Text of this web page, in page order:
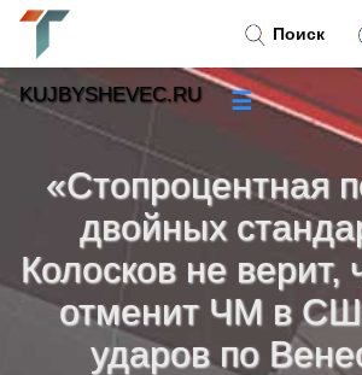
«Стопроцентная
двойных
Колосков не
отменит ЧМ в
ударов по
Поиск
KUJBYSHEVEC.RU ☰
Новости
Тренды новостей »
Рубрики»